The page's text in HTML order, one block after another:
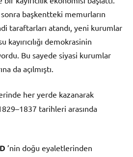
başkentteki memurların
taraftarları atandı, yeni kurumlar
demokrasinin
Bu sayede siyasi kurumlar
da açılmıştı.
her yerde kazanarak
tarihleri arasında
’nin doğu eyaletlerinden